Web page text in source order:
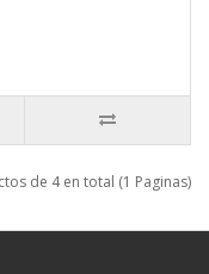
de 4 en total (1 Paginas)